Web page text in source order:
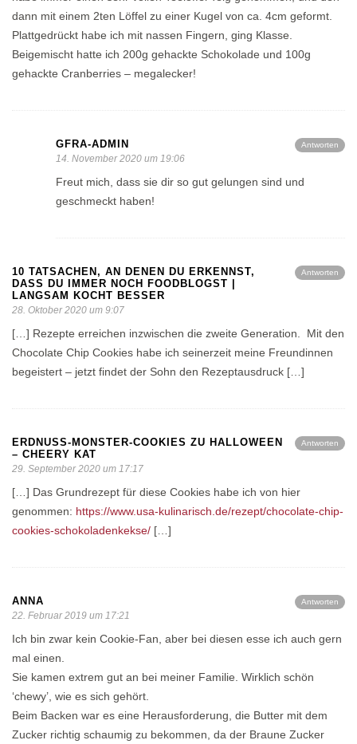
dann mit einem 2ten Löffel zu einer Kugel von ca. 4cm geformt.
Plattgedrückt habe ich mit nassen Fingern, ging Klasse.
Beigemischt hatte ich 200g gehackte Schokolade und 100g
gehackte Cranberries – megalecker!
Antworten
GFRA-ADMIN
14. November 2020 um 19:06
Freut mich, dass sie dir so gut gelungen sind und
geschmeckt haben!
Antworten
10 TATSACHEN, AN DENEN DU ERKENNST,
DASS DU IMMER NOCH FOODBLOGST |
LANGSAM KOCHT BESSER
28. Oktober 2020 um 9:07
[…] Rezepte erreichen inzwischen die zweite Generation. Mit den
Chocolate Chip Cookies habe ich seinerzeit meine Freundinnen
begeistert – jetzt findet der Sohn den Rezeptausdruck […]
Antworten
ERDNUSS-MONSTER-COOKIES ZU HALLOWEEN
– CHEERY KAT
29. September 2020 um 17:17
[…] Das Grundrezept für diese Cookies habe ich von hier
genommen: https://www.usa-kulinarisch.de/rezept/chocolate-chip-
cookies-schokoladenkekse/ […]
Antworten
ANNA
22. Februar 2019 um 17:21
Ich bin zwar kein Cookie-Fan, aber bei diesen esse ich auch gern
mal einen.
Sie kamen extrem gut an bei meiner Familie. Wirklich schön
‘chewy’, wie es sich gehört.
Beim Backen war es eine Herausforderung, die Butter mit dem
Zucker richtig schaumig zu bekommen, da der Braune Zucker